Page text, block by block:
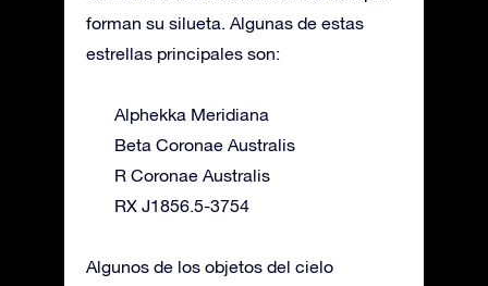
forman su silueta. Algunas de estas
estrellas principales son:
Alphekka Meridiana
Beta Coronae Australis
R Coronae Australis
RX J1856.5-3754
Algunos de los objetos del cielo